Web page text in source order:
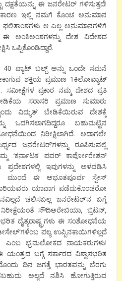
ದಕ್ಷತೆಯನ್ನು ಈ ಜನರೇಟರ್ ಗಳಿಸುತ್ತದೆ!
ಕಾರಣ ಇಲ್ಲಿ ನಮಗೆ ಕೊಂಚ ಅನುಮಾನ
ಆ ಎಲ್ಲ ಅನುಮಾನಗಳಿಗೆ
ಈ ಅಂಕಿಅಂಶಗಳನ್ನು ದೇಶ ವಿದೇಶದ
ಒಪ್ಪಿಕೊಂಡಿದ್ದಾರೆ.
ವ್ಯಾಟ್ ಬಲ್ಬ್ ಅನ್ನು ಒಂದೇ ಸಮನೆ
ಶಕ್ತಿಯ ಪ್ರಮಾಣ 1ಕಿಲೋವ್ಯಾಟ್
ಪ್ರಕಾರ ನಮ್ಮ ದೇಶದ ಪ್ರತಿ
ಸರಾಸರಿ ಪ್ರಮಾಣ ಸುಮಾರು
ವಿದ್ಯುತ್ ಬೇಡಿಕೆಯಿರುವ ದೇಶಕ್ಕೆ
ಒದಗಿಸಲಾಗದಿದ್ದರೂ ಬಹುಮಟ್ಟಿನ
ನಿರೀಕ್ಷಿಲಾಗಿದೆ. ಅದಾಗಲೇ
ಜನರೇಟರ್’ಗಳನ್ನು ರೂಪಿಸುವಲ್ಲಿ
‘ಕರ್ನಾಟಕ ಪವರ್ ಕಾರ್ಪೋರೇಶನ್
ಇವುಗಳನ್ನು ಅಳವಡಿಸಿ
ಮುಂದೆ ಈ ಅಭೂತಪೂರ್ವ ಸ್ಪೇಸ್
ಯಾವಾಗ ಪಡೆದುಕೊಂಡರೋ
ಚಲಿಸಬಲ್ಲ ಜನರೇಟರ್’ನ ಬಗ್ಗೆ
ನಿರೀಕ್ಷೆಯಂತೆ ಸೌದಿಅರೇಬಿಯಾ, ಬ್ರಿಟನ್,
ದೈತ್ಯರಾಷ್ಟ್ರಗಳು ಈ ಸಂಶೋಧನೆಯ
ಪಲ್ಯ ಉಪ್ಪಿನಕಾಯಿಗಳಿಲ್ಲದೆ
ಭ್ರಮಲೋಕದ ನಾಯಕರುಗಳು!
ಬಗ್ಗೆ ಸರ್ಕಾರದ ವಿಶ್ವಾಸಭರಿತ
ದಿನ ಜಗತ್ತೆ ಭಾರತವನ್ನು ಬೆರಗು
ಅಲ್ಲದೆ ನಶಿಸಿ ಹೋಗುತ್ತಿರುವ